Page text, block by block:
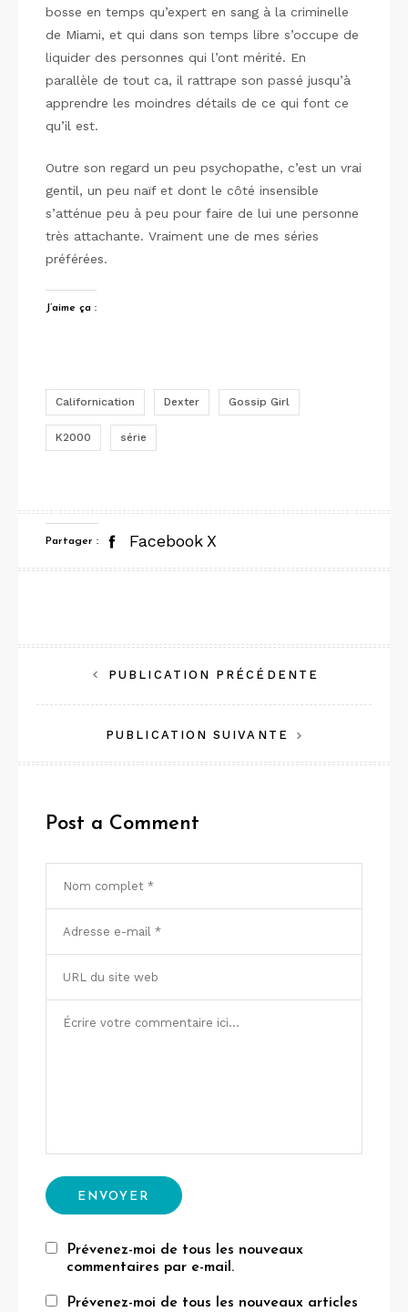
bosse en temps qu’expert en sang à la criminelle
de Miami, et qui dans son temps libre s’occupe de
liquider des personnes qui l’ont mérité. En
parallèle de tout ca, il rattrape son passé jusqu’à
apprendre les moindres détails de ce qui font ce
qu’il est.
Outre son regard un peu psychopathe, c’est un vrai
gentil, un peu naïf et dont le côté insensible
s’atténue peu à peu pour faire de lui une personne
très attachante. Vraiment une de mes séries
préférées.
J’aime ça :
Californication Dexter Gossip Girl
K2000 série
Partager : Facebook X
Navigation
de
l’article
PUBLICATION PRÉCÉDENTE
PUBLICATION SUIVANTE
Post a Comment
Prévenez-moi de tous les nouveaux
commentaires par e-mail.
Prévenez-moi de tous les nouveaux articles